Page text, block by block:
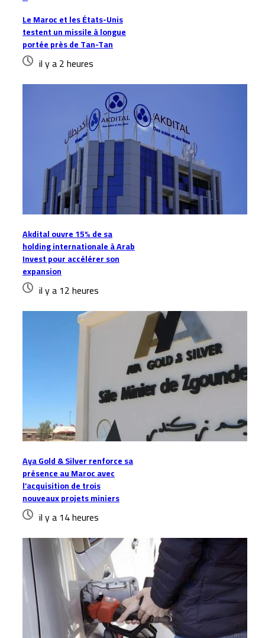
Le Maroc et les États-Unis
testent un missile à longue
portée près de Tan-Tan
il y a 2 heures
Akdital ouvre 15% de sa
holding internationale à Arab
Invest pour accélérer son
expansion
il y a 12 heures
Aya Gold & Silver renforce sa
présence au Maroc avec
l’acquisition de trois
nouveaux projets miniers
il y a 14 heures